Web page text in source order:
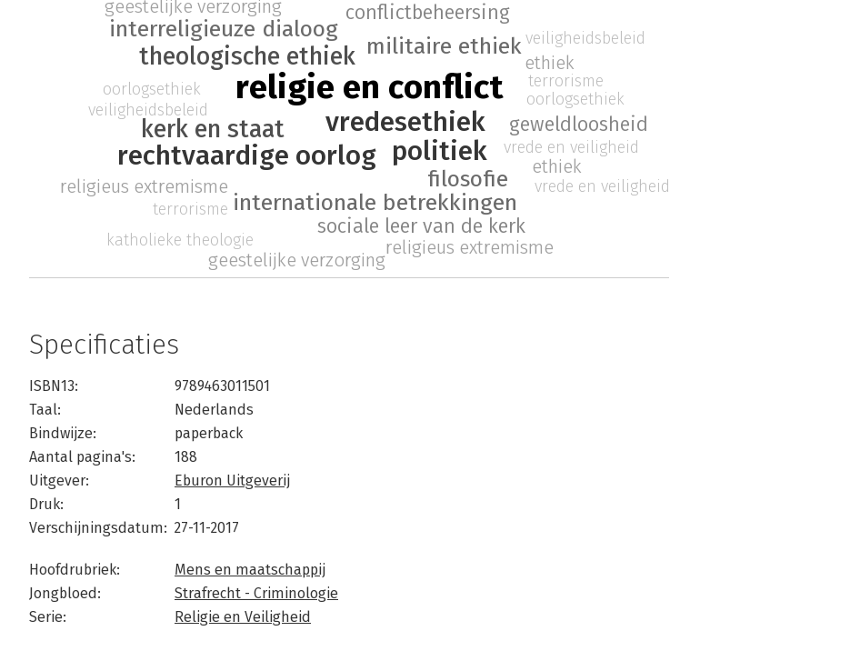
religie en conflict
vredesethiek
politiek
rechtvaardige oorlog
theologische ethiek
kerk en staat
militaire ethiek
filosofie
internationale betrekkingen
interreligieuze dialoog
conflictbeheersing
sociale leer van de kerk
geweldloosheid
veiligheidsbeleid
oorlogsethiek
vrede en veiligheid
religieus extremisme
geestelijke verzorging
ethiek
terrorisme
veiligheidsbeleid
oorlogsethiek
vrede en veiligheid
religieus extremisme
geestelijke verzorging
katholieke theologie
ethiek
terrorisme
Specificaties
ISBN13:
9789463011501
Taal:
Nederlands
Bindwijze:
paperback
Aantal pagina's:
188
Uitgever:
Eburon Uitgeverij
Druk:
1
Verschijningsdatum: 27-11-2017
Hoofdrubriek:
Mens en maatschappij
Jongbloed:
Strafrecht - Criminologie
Serie:
Religie en Veiligheid